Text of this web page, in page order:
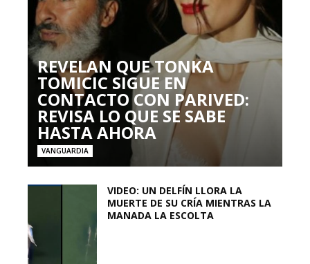
REVELAN QUE TONKA
TOMICIC SIGUE EN
CONTACTO CON PARIVED:
REVISA LO QUE SE SABE
HASTA AHORA
VANGUARDIA
VIDEO: UN DELFÍN LLORA LA
MUERTE DE SU CRÍA MIENTRAS LA
MANADA LA ESCOLTA